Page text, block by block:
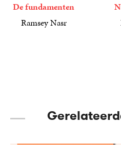
De fundamenten
Ramsey Nasr